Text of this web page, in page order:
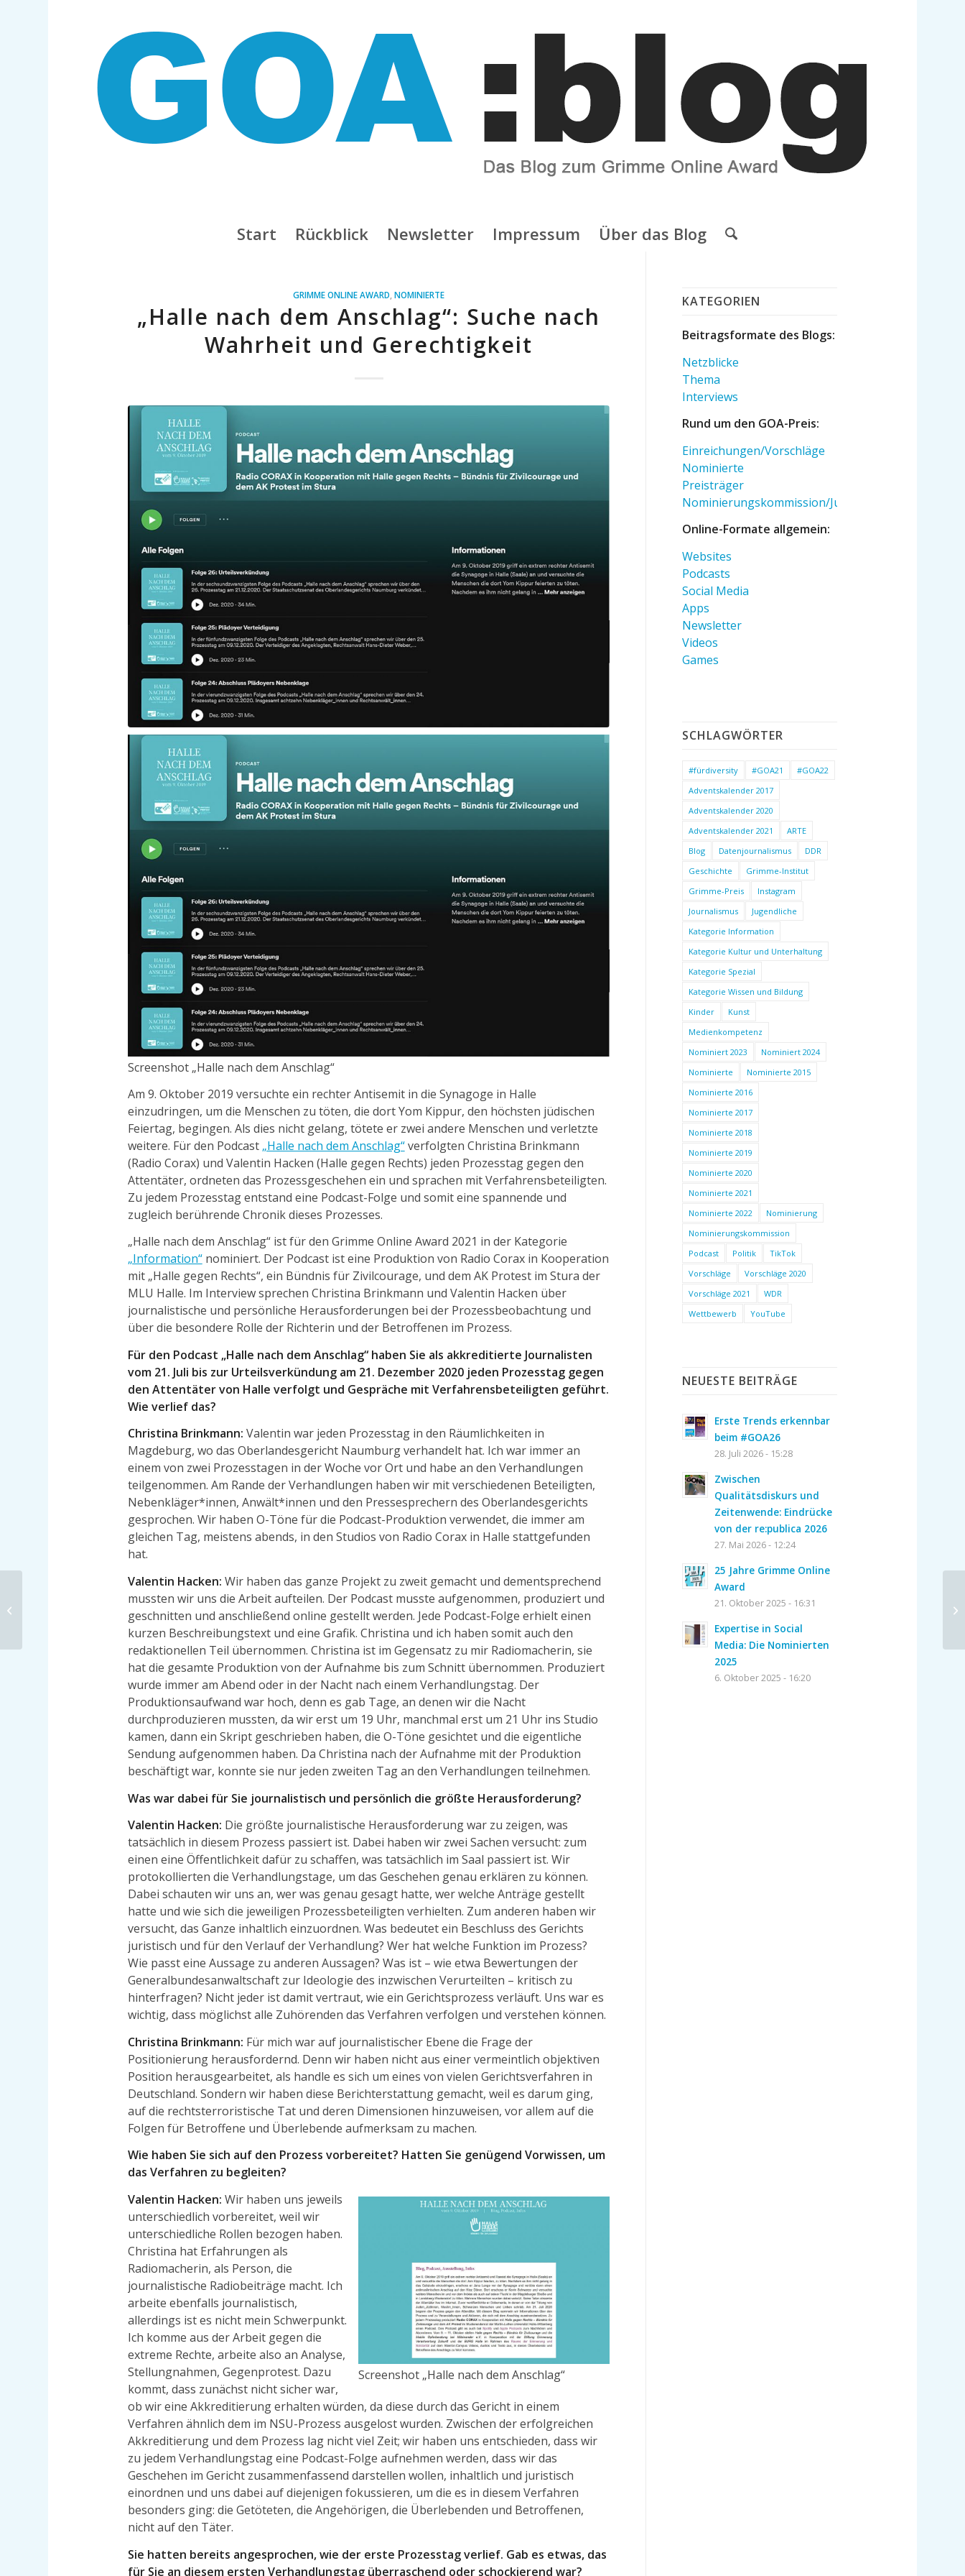
Start Rückblick Newsletter Impressum Über das Blog
GRIMME ONLINE AWARD ,NOMINIERTE
„Halle nach dem Anschlag“: Suche nach
Wahrheit und Gerechtigkeit
Screenshot „Halle nach dem Anschlag“
Am 9. Oktober 2019 versuchte ein rechter Antisemit in die Synagoge in Halle
einzudringen, um die Menschen zu töten, die dort Yom Kippur, den höchsten jüdischen
Feiertag, begingen. Als dies nicht gelang, tötete er zwei andere Menschen und verletzte
weitere. Für den Podcast „Halle nach dem Anschlag“verfolgten Christina Brinkmann
(Radio Corax) und Valentin Hacken (Halle gegen Rechts) jeden Prozesstag gegen den
Attentäter, ordneten das Prozessgeschehen ein und sprachen mit Verfahrensbeteiligten.
Zu jedem Prozesstag entstand eine Podcast-Folge und somit eine spannende und
zugleich berührende Chronik dieses Prozesses.
„Halle nach dem Anschlag“ ist für den Grimme Online Award 2021 in der Kategorie
„Information“nominiert. Der Podcast ist eine Produktion von Radio Corax in Kooperation
mit „Halle gegen Rechts“, ein Bündnis für Zivilcourage, und dem AK Protest im Stura der
MLU Halle. Im Interview sprechen Christina Brinkmann und Valentin Hacken über
journalistische und persönliche Herausforderungen bei der Prozessbeobachtung und
über die besondere Rolle der Richterin und der Betroffenen im Prozess.
Für den Podcast „Halle nach dem Anschlag“ haben Sie als akkreditierte Journalisten
vom 21. Juli bis zur Urteilsverkündung am 21. Dezember 2020 jeden Prozesstag gegen
den Attentäter von Halle verfolgt und Gespräche mit Verfahrensbeteiligten geführt.
Wie verlief das?
Christina Brinkmann: Valentin war jeden Prozesstag in den Räumlichkeiten in
Magdeburg, wo das Oberlandesgericht Naumburg verhandelt hat. Ich war immer an
einem von zwei Prozesstagen in der Woche vor Ort und habe an den Verhandlungen
teilgenommen. Am Rande der Verhandlungen haben wir mit verschiedenen Beteiligten,
Nebenkläger*innen, Anwält*innen und den Pressesprechern des Oberlandesgerichts
gesprochen. Wir haben O-Töne für die Podcast-Produktion verwendet, die immer am
gleichen Tag, meistens abends, in den Studios von Radio Corax in Halle stattgefunden
hat.
Valentin Hacken: Wir haben das ganze Projekt zu zweit gemacht und dementsprechend
mussten wir uns die Arbeit aufteilen. Der Podcast musste aufgenommen, produziert und
geschnitten und anschließend online gestellt werden. Jede Podcast-Folge erhielt einen
kurzen Beschreibungstext und eine Grafik. Christina und ich haben somit auch den
redaktionellen Teil übernommen. Christina ist im Gegensatz zu mir Radiomacherin, sie
hat die gesamte Produktion von der Aufnahme bis zum Schnitt übernommen. Produziert
wurde immer am Abend oder in der Nacht nach einem Verhandlungstag. Der
Produktionsaufwand war hoch, denn es gab Tage, an denen wir die Nacht
durchproduzieren mussten, da wir erst um 19 Uhr, manchmal erst um 21 Uhr ins Studio
kamen, dann ein Skript geschrieben haben, die O-Töne gesichtet und die eigentliche
Sendung aufgenommen haben. Da Christina nach der Aufnahme mit der Produktion
beschäftigt war, konnte sie nur jeden zweiten Tag an den Verhandlungen teilnehmen.
Was war dabei für Sie journalistisch und persönlich die größte Herausforderung?
Valentin Hacken: Die größte journalistische Herausforderung war zu zeigen, was
tatsächlich in diesem Prozess passiert ist. Dabei haben wir zwei Sachen versucht: zum
einen eine Öffentlichkeit dafür zu schaffen, was tatsächlich im Saal passiert ist. Wir
protokollierten die Verhandlungstage, um das Geschehen genau erklären zu können.
Dabei schauten wir uns an, wer was genau gesagt hatte, wer welche Anträge gestellt
hatte und wie sich die jeweiligen Prozessbeteiligten verhielten. Zum anderen haben wir
versucht, das Ganze inhaltlich einzuordnen. Was bedeutet ein Beschluss des Gerichts
juristisch und für den Verlauf der Verhandlung? Wer hat welche Funktion im Prozess?
Wie passt eine Aussage zu anderen Aussagen? Was ist – wie etwa Bewertungen der
Generalbundesanwaltschaft zur Ideologie des inzwischen Verurteilten – kritisch zu
hinterfragen? Nicht jeder ist damit vertraut, wie ein Gerichtsprozess verläuft. Uns war es
wichtig, dass möglichst alle Zuhörenden das Verfahren verfolgen und verstehen können.
Christina Brinkmann: Für mich war auf journalistischer Ebene die Frage der
Positionierung herausfordernd. Denn wir haben nicht aus einer vermeintlich objektiven
Position herausgearbeitet, als handle es sich um eines von vielen Gerichtsverfahren in
Deutschland. Sondern wir haben diese Berichterstattung gemacht, weil es darum ging,
auf die rechtsterroristische Tat und deren Dimensionen hinzuweisen, vor allem auf die
Folgen für Betroffene und Überlebende aufmerksam zu machen.
Wie haben Sie sich auf den Prozess vorbereitet? Hatten Sie genügend Vorwissen, um
das Verfahren zu begleiten?
Screenshot „Halle nach dem Anschlag“
Valentin Hacken: Wir haben uns jeweils
unterschiedlich vorbereitet, weil wir
unterschiedliche Rollen bezogen haben.
Christina hat Erfahrungen als
Radiomacherin, als Person, die
journalistische Radiobeiträge macht. Ich
arbeite ebenfalls journalistisch,
allerdings ist es nicht mein Schwerpunkt.
Ich komme aus der Arbeit gegen die
extreme Rechte, arbeite also an Analyse,
Stellungnahmen, Gegenprotest. Dazu
kommt, dass zunächst nicht sicher war,
ob wir eine Akkreditierung erhalten würden, da diese durch das Gericht in einem
Verfahren ähnlich dem im NSU-Prozess ausgelost wurden. Zwischen der erfolgreichen
Akkreditierung und dem Prozess lag nicht viel Zeit; wir haben uns entschieden, dass wir
zu jedem Verhandlungstag eine Podcast-Folge aufnehmen werden, dass wir das
Geschehen im Gericht zusammenfassend darstellen wollen, inhaltlich und juristisch
einordnen und uns dabei auf diejenigen fokussieren, um die es in diesem Verfahren
besonders ging: die Getöteten, die Angehörigen, die Überlebenden und Betroffenen,
nicht auf den Täter.
Sie hatten bereits angesprochen, wie der erste Prozesstag verlief. Gab es etwas, das
für Sie an diesem ersten Verhandlungstag überraschend oder schockierend war?
KATEGORIEN
Beitragsformate des Blogs:
Netzblicke
Thema
Interviews
Rund um den GOA-Preis:
Einreichungen/Vorschläge
Nominierte
Preisträger
Nominierungskommission/Jury
Online-Formate allgemein:
Websites
Podcasts
Social Media
Apps
Newsletter
Videos
Games
SCHLAGWÖRTER
#fürdiversity #GOA21
#GOA22
Adventskalender 2017
Adventskalender 2020
Adventskalender 2021
ARTE
Blog
Datenjournalismus
DDR
Geschichte
Grimme-Institut
Grimme-Preis
Instagram
Journalismus
Jugendliche
Kategorie Information
Kategorie Kultur und Unterhaltung
Kategorie Spezial
Kategorie Wissen und Bildung
Kinder
Kunst
Medienkompetenz
Nominiert 2023
Nominiert 2024
Nominierte
Nominierte 2015
Nominierte 2016
Nominierte 2017
Nominierte 2018
Nominierte 2019
Nominierte 2020
Nominierte 2021
Nominierte 2022
Nominierung
Nominierungskommission
Podcast
Politik
TikTok
Vorschläge
Vorschläge 2020
Vorschläge 2021
WDR
Wettbewerb
YouTube
NEUESTE BEITRÄGE
Erste Trends erkennbar
beim #GOA26
28. Juli 2026 - 15:28
Zwischen
Qualitätsdiskurs und
Zeitenwende: Eindrücke
von der re:publica 2026
27. Mai 2026 - 12:24
25 Jahre Grimme Online
Award
21. Oktober 2025 - 16:31
Expertise in Social
Media: Die Nominierten
2025
6. Oktober 2025 - 16:20